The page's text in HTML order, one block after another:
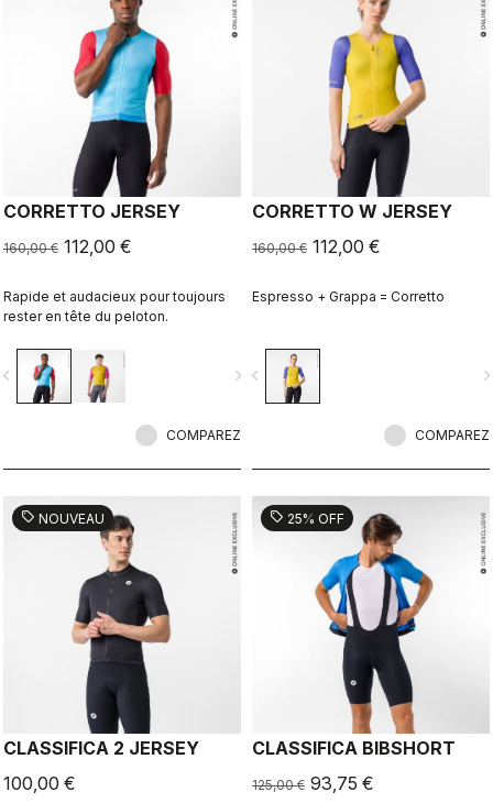
CORRETTO JERSEY
160,00 € 112,00 €
Rapide et audacieux pour toujours
rester en tête du peloton.
navigate_next
COMPAREZ
CORRETTO W JERSEY
160,00 € 112,00 €
Espresso + Grappa = Corretto
navigate_before
COMPAREZ
sell NOUVEAU
CLASSIFICA 2 JERSEY
100,00 €
sell 25% OFF
CLASSIFICA BIBSHORT
125,00 € 93,75 €